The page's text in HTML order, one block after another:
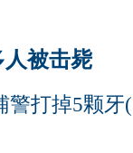
被击毙
警打掉5颗牙